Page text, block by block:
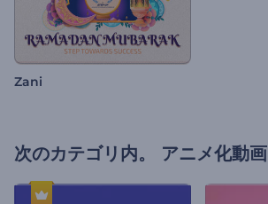
Zani
次のカテゴリ内。 アニメ化動画